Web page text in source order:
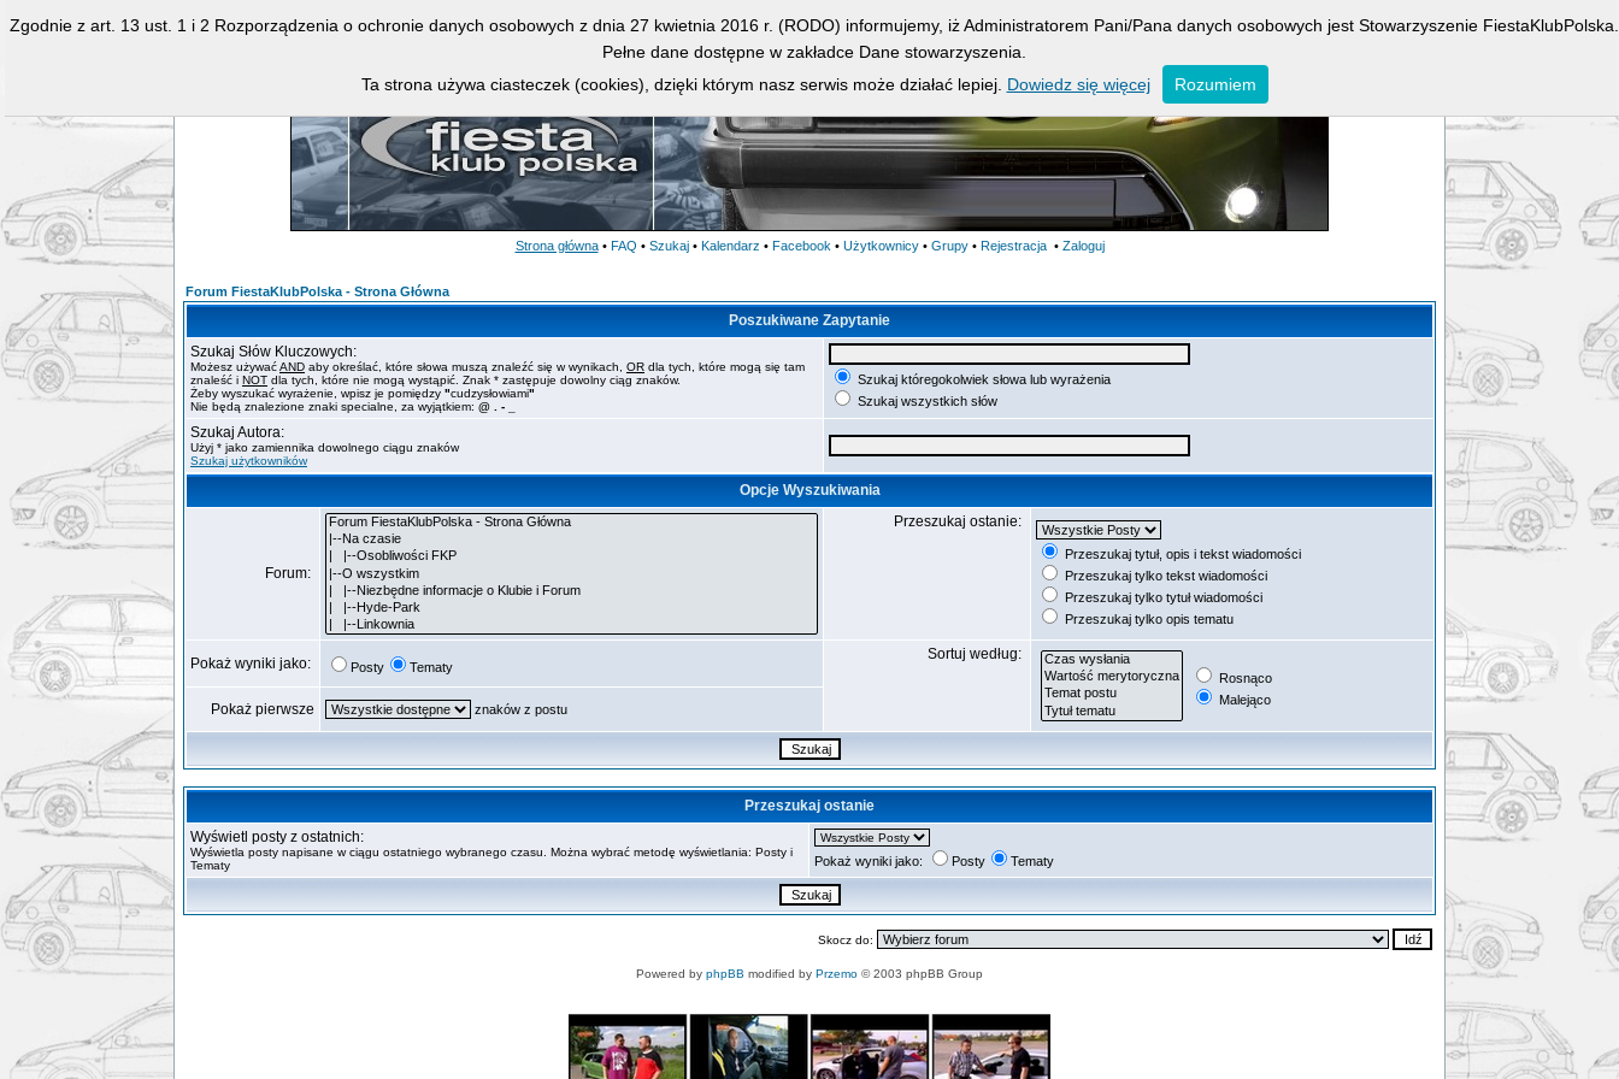
Strona główna • FAQ • Szukaj • Kalendarz • Facebook • Użytkownicy • Grupy • Rejestracja • Zaloguj
Forum FiestaKlubPolska - Strona Główna
Poszukiwane Zapytanie
Szukaj Słów Kluczowych:
Możesz używaćAND aby określać, które słowa muszą znaleźć się w wynikach, OR dla tych, które mogą się tam
znaleść i NOT dla tych, które nie mogą wystąpić. Znak * zastępuje dowolny ciąg znaków.
Żeby wyszukać wyrażenie, wpisz je pomiędzy "cudzysłowiami"
Nie będą znalezione znaki specialne, za wyjątkiem: @ . - _
Szukaj któregokolwiek słowa lub wyrażenia
Szukaj wszystkich słów
Szukaj Autora:
Użyj * jako zamiennika dowolnego ciągu znaków
Szukaj użytkowników
Opcje Wyszukiwania
Forum:
Przeszukaj ostanie:
Przeszukaj tytuł, opis i tekst wiadomości
Przeszukaj tylko tekst wiadomości
Przeszukaj tylko tytuł wiadomości
Przeszukaj tylko opis tematu
Pokaż wyniki jako: Posty Tematy
Sortuj według:
Rosnąco
Malejąco
Pokaż pierwsze znaków z postu
Przeszukaj ostanie
Wyświetl posty z ostatnich:
Wyświetla posty napisane w ciągu ostatniego wybranego czasu. Można wybrać metodę wyświetlania: Posty i
Tematy
Pokaż wyniki jako: Posty Tematy
Skocz do:
Powered by phpBB modified by Przemo © 2003 phpBB Group
Zgodnie z art. 13 ust. 1 i 2 Rozporządzenia o ochronie danych osobowych z dnia 27 kwietnia 2016 r. (RODO) informujemy, iż Administratorem Pani/Pana danych osobowych jest Stowarzyszenie FiestaKlubPolska.
Pełne dane dostępne w zakładce Dane stowarzyszenia.
Ta strona używa ciasteczek (cookies), dzięki którym nasz serwis może działać lepiej. Dowiedz się więcej Rozumiem